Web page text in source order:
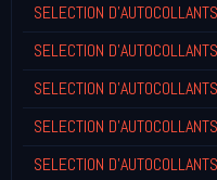
SELECTION
SELECTION
SELECTION
SELECTION
SELECTION